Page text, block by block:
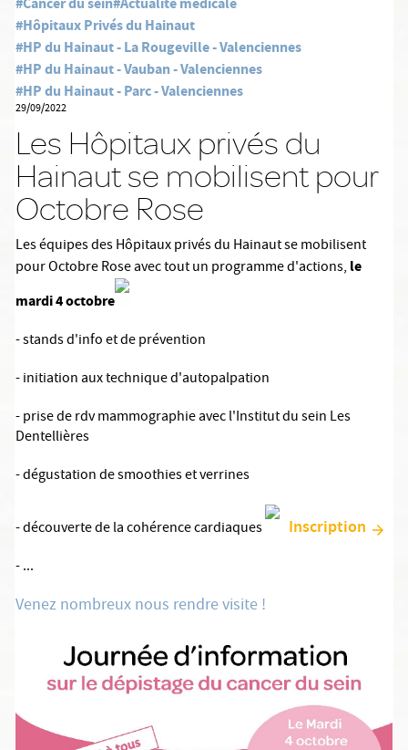
#Hôpitaux Privés du Hainaut
#HP du Hainaut - La Rougeville - Valenciennes
#HP du Hainaut - Vauban - Valenciennes
#HP du Hainaut - Parc - Valenciennes
29/09/2022
Les Hôpitaux privés du
Hainaut se mobilisent pour
Octobre Rose
Les équipes des Hôpitaux privés du Hainaut se mobilisent
pour Octobre Rose avec tout un programme d'actions, le
mardi 4 octobre
- stands d'info et de prévention
- initiation aux technique d'autopalpation
- prise de rdv mammographie avec l'Institut du sein Les
Dentellières
- dégustation de smoothies et verrines
- découverte de la cohérence cardiaques Inscription
- ...
Venez nombreux nous rendre visite !